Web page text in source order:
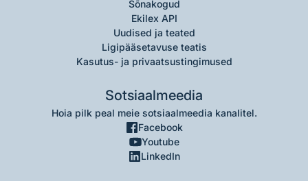
Sõnakogud
Ekilex API
Uudised ja teated
Ligipääsetavuse teatis
Kasutus- ja privaatsustingimused
Sotsiaalmeedia
Hoia pilk peal meie sotsiaalmeedia kanalitel.
Facebook
Youtube
LinkedIn